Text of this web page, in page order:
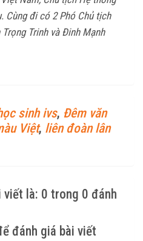
Cùng đi có 2 Phó Chủ tịch
Trinh và Đinh Mạnh
sinh ivs, Đêm văn
Việt, liên đoàn lân
là: 0 trong 0 đánh
đánh giá bài viết